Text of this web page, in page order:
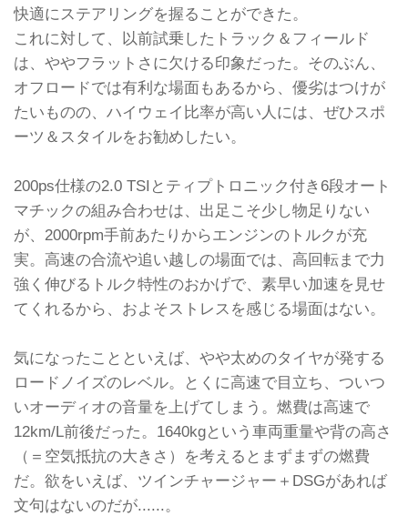
快適にステアリングを握ることができた。
これに対して、以前試乗したトラック＆フィールド
は、ややフラットさに欠ける印象だった。そのぶん、
オフロードでは有利な場面もあるから、優劣はつけが
たいものの、ハイウェイ比率が高い人には、ぜひスポ
ーツ＆スタイルをお勧めしたい。
200ps仕様の2.0 TSIとティプトロニック付き6段オート
マチックの組み合わせは、出足こそ少し物足りない
が、2000rpm手前あたりからエンジンのトルクが充
実。高速の合流や追い越しの場面では、高回転まで力
強く伸びるトルク特性のおかげで、素早い加速を見せ
てくれるから、およそストレスを感じる場面はない。
気になったことといえば、やや太めのタイヤが発する
ロードノイズのレベル。とくに高速で目立ち、ついつ
いオーディオの音量を上げてしまう。燃費は高速で
12km/L前後だった。1640kgという車両重量や背の高さ
（＝空気抵抗の大きさ）を考えるとまずまずの燃費
だ。欲をいえば、ツインチャージャー＋DSGがあれば
文句はないのだが......。